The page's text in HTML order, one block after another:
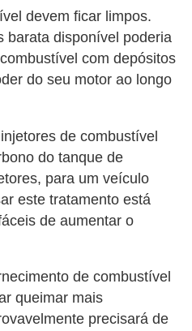
devem ficar limpos.
barata disponível poderia
com depósitos
do seu motor ao longo
de combustível
do tanque de
para um veículo
este tratamento está
de aumentar o
de combustível
queimar mais
precisará de